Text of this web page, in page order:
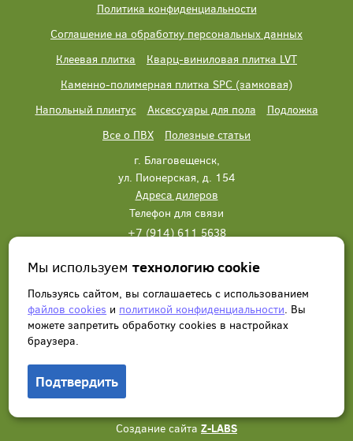
Политика конфиденциальности
Соглашение на обработку персональных данных
Клеевая плитка
Кварц-виниловая плитка LVT
Каменно-полимерная плитка SPC (замковая)
Напольный плинтус
Аксессуары для пола
Подложка
Все о ПВХ
Полезные статьи
г. Благовещенск,
ул. Пионерская, д. 154
Адреса дилеров
Телефон для связи
+7 (914) 611 5638
Написать нам Заказать звонок
Создание сайта Z-LABS
Мы используемтехнологию cookie
Пользуясь сайтом, вы соглашаетесь с использованием
файлов cookies и политикой конфиденциальности. Вы
можете запретить обработку сookies в настройках
браузера.
Подтвердить